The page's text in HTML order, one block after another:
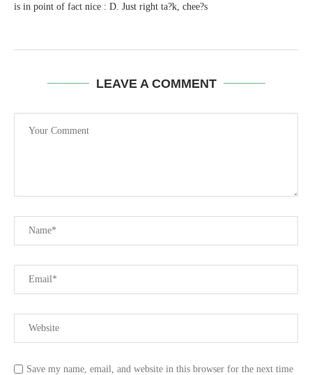
is in point of fact nice : D. Just right ta?k, chee?s
LEAVE A COMMENT
Save my name, email, and website in this browser for the next time